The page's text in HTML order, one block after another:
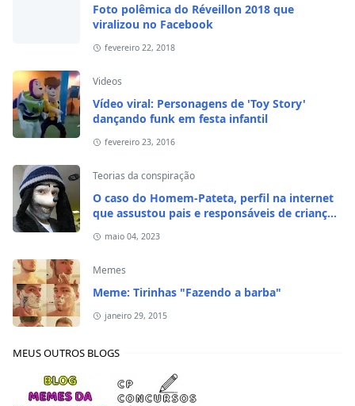
Foto polêmica do Réveillon 2018 que
viralizou no Facebook
fevereiro 22, 2018
Videos
Vídeo viral: Personagens de 'Toy Story'
dançando funk em festa infantil
fevereiro 23, 2016
Teorias da conspiração
O caso do Homem-Pateta, perfil na internet
que assustou pais e responsáveis de crianças
maio 04, 2023
Memes
Meme: Tirinhas "Fazendo a barba"
janeiro 29, 2015
MEUS OUTROS BLOGS